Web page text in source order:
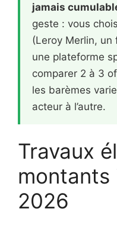
jamais
geste : vous
(Leroy Merlin, un
une plateforme
comparer 2 à 3
les barèmes
acteur à l’autre.
Travaux
2026